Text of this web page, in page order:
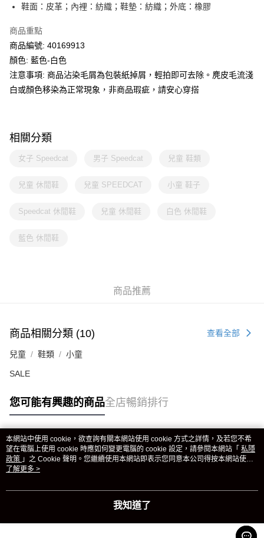
鞋面：皮革；內裡：紡織；鞋墊：紡織；外底：橡膠
商品重點
商品編號: 40169913
顏色: 藍色-白色
注意事項: 商品沾染毛屑為包裝紙掉屑，輕拍即可去除。麂皮毛流淺
白或顏色移染為正常現象，非商品瑕疵，請安心穿搭
相關分類
女子 Speedcat 男子 Speedcat 兒童 鞋類
兒童 休閒鞋 兒童 SPEEDCAT 小童 鞋子
Speedcat 休閒鞋 兒童 休閒鞋 白色 休閒鞋
藍色 休閒鞋
商品推薦
商品相關分類 (10) 查看全部
兒童 鞋類 小童
SALE
您可能有興趣的商品全店暢銷排行
熱門標籤
熱銷排行
本網站中使用 cookie，欲查詢有關本網站使用 cookie 方式之詳情，及若您不希
望在電腦上使用 cookie 時應如何變更電腦的 cookie 設定，請參閱本網站「 私隱
政策 」之 Cookie 聲明。您繼續使用本網站即表示您同意本公司得按本網站使用
條款之 Cookie 聲明使用 cookie。
了解更多 >
我知道了